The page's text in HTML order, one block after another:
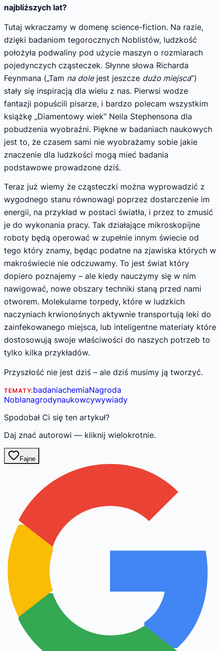
najbliższych lat?
Tutaj wkraczamy w domenę science-fiction. Na razie,
dzięki badaniom tegorocznych Noblistów, ludzkość
położyła podwaliny pod użycie maszyn o rozmiarach
pojedynczych cząsteczek. Słynne słowa Richarda
Feynmana („Tam na dolejest jeszcze dużo miejsca”)
stały się inspiracją dla wielu z nas. Pierwsi wodze
fantazji popuścili pisarze, i bardzo polecam wszystkim
książkę „Diamentowy wiek” Neila Stephensona dla
pobudzenia wyobraźni. Piękne w badaniach naukowych
jest to, że czasem sami nie wyobrażamy sobie jakie
znaczenie dla ludzkości mogą mieć badania
podstawowe prowadzone dziś.
Teraz już wiemy że cząsteczki można wyprowadzić z
wygodnego stanu równowagi poprzez dostarczenie im
energii, na przykład w postaci światła, i przez to zmusić
je do wykonania pracy. Tak działające mikroskopijne
roboty będą operować w zupełnie innym świecie od
tego który znamy, będąc podatne na zjawiska których w
makroświecie nie odczuwamy. To jest świat który
dopiero poznajemy – ale kiedy nauczymy się w nim
nawigować, nowe obszary techniki staną przed nami
otworem. Molekularne torpedy, które w ludzkich
naczyniach krwionośnych aktywnie transportują leki do
zainfekowanego miejsca, lub inteligentne materiały które
dostosowują swoje właściwości do naszych potrzeb to
tylko kilka przykładów.
Przyszłość nie jest dziś – ale dziś musimy ją tworzyć.
TEMATY:badaniachemiaNagroda
Noblanagrodynaukowcywywiady
Spodobał Ci się ten artykuł?
Daj znać autorowi — kliknij wielokrotnie.
Fajne